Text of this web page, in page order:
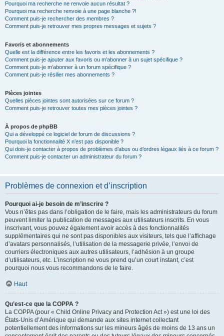
Pourquoi ma recherche ne renvoie aucun résultat ?
Pourquoi ma recherche renvoie à une page blanche ?!
Comment puis-je rechercher des membres ?
Comment puis-je retrouver mes propres messages et sujets ?
Favoris et abonnements
Quelle est la différence entre les favoris et les abonnements ?
Comment puis-je ajouter aux favoris ou m’abonner à un sujet spécifique ?
Comment puis-je m’abonner à un forum spécifique ?
Comment puis-je résilier mes abonnements ?
Pièces jointes
Quelles pièces jointes sont autorisées sur ce forum ?
Comment puis-je retrouver toutes mes pièces jointes ?
À propos de phpBB
Qui a développé ce logiciel de forum de discussions ?
Pourquoi la fonctionnalité X n’est pas disponible ?
Qui dois-je contacter à propos de problèmes d’abus ou d’ordres légaux liés à ce forum ?
Comment puis-je contacter un administrateur du forum ?
Problèmes de connexion et d’inscription
Pourquoi ai-je besoin de m’inscrire ?
Vous n’êtes pas dans l’obligation de le faire, mais les administrateurs du forum
peuvent limiter la publication de messages aux utilisateurs inscrits. En vous
inscrivant, vous pouvez également avoir accès à des fonctionnalités
supplémentaires qui ne sont pas disponibles aux visiteurs, tels que l’affichage
d’avatars personnalisés, l’utilisation de la messagerie privée, l’envoi de
courriers électroniques aux autres utilisateurs, l’adhésion à un groupe
d’utilisateurs, etc. L’inscription ne vous prend qu’un court instant, c’est
pourquoi nous vous recommandons de le faire.
Haut
Qu’est-ce que la COPPA ?
La COPPA (pour « Child Online Privacy and Protection Act ») est une loi des
États-Unis d’Amérique qui demande aux sites internet collectant
potentiellement des informations sur les mineurs âgés de moins de 13 ans un